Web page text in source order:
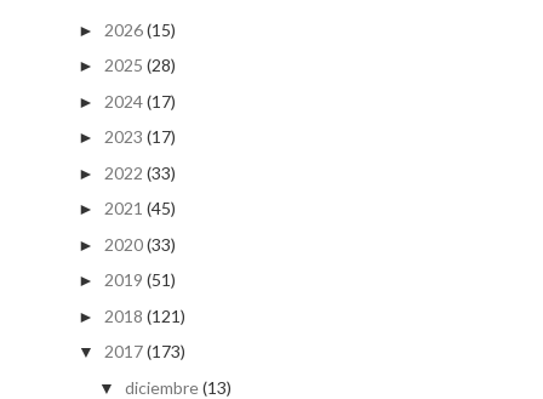
► 2026(15)
► 2025 (28)
► 2024(17)
► 2023 (17)
► 2022 (33)
► 2021 (45)
► 2020(33)
► 2019 (51)
► 2018 (121)
▼ 2017(173)
▼ diciembre(13)